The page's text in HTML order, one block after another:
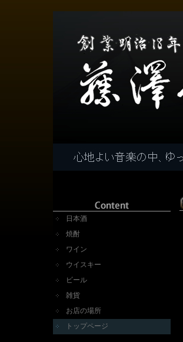
日本酒
焼酎
ワイン
ウイスキー
ビール
雑貨
お店の場所
トップページ